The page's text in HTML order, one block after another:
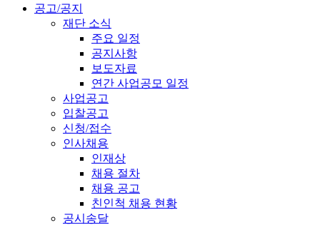
공고/공지
재단 소식
주요 일정
공지사항
보도자료
연간 사업공모 일정
사업공고
입찰공고
신청/접수
인사채용
인재상
채용 절차
채용 공고
친인척 채용 현황
공시송달